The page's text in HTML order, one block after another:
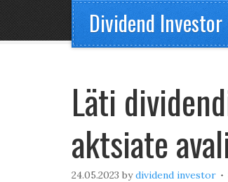
Dividend Investor
Läti
aktsiate
24.05.2023 bydividend investor